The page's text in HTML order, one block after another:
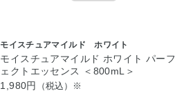
モイスチュアマイルド ホワイト
モイスチュアマイルド ホワイト パーフ
ェクトエッセンス ＜800mL＞
1,980円
（税込）※